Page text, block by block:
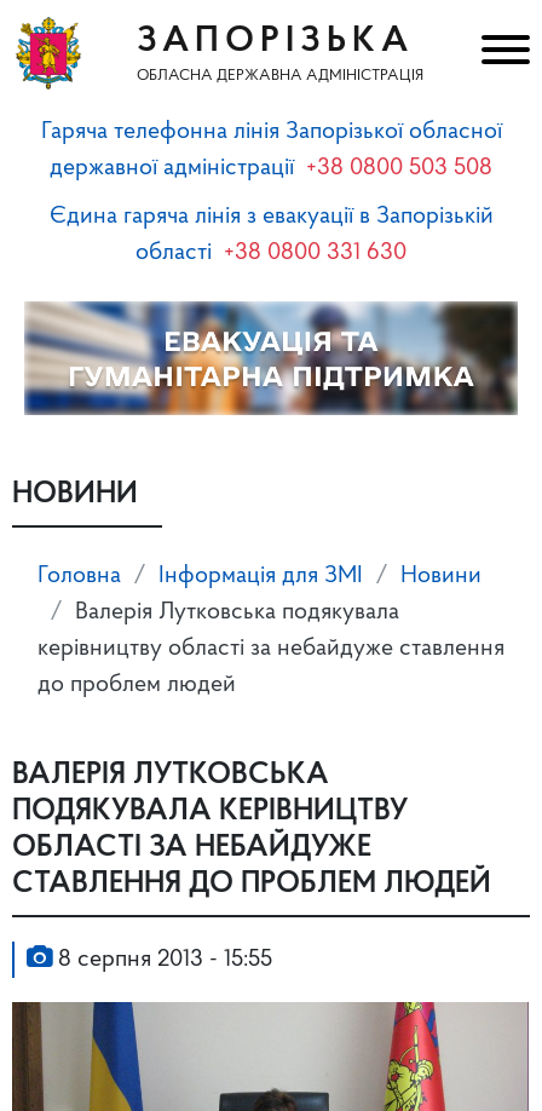
ЗАПОРІЗЬКА
ОБЛАСНА ДЕРЖАВНА АДМІНІСТРАЦІЯ
Гаряча телефонна лінія Запорізької обласної
державної адміністрації +38 0800 503 508
Єдина гаряча лінія з евакуації в Запорізькій
області +38 0800 331 630
НОВИНИ
Головна Інформація для ЗМІ
Новини
Валерія Лутковська подякувала
керівництву області за небайдуже ставлення
до проблем людей
ВАЛЕРІЯ ЛУТКОВСЬКА
ПОДЯКУВАЛА КЕРІВНИЦТВУ
ОБЛАСТІ ЗА НЕБАЙДУЖЕ
СТАВЛЕННЯ ДО ПРОБЛЕМ ЛЮДЕЙ
8 серпня 2013 - 15:55